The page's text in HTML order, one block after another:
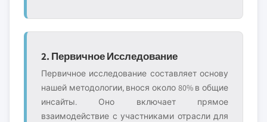
2. Первичное Исследование
Первичное исследование составляет основу
нашей методологии, внося около 80% в общие
инсайты. Оно включает прямое
взаимодействие с участниками отрасли для